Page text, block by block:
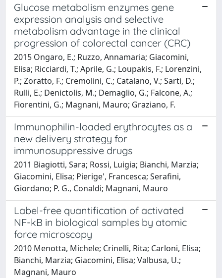
Glucose metabolism enzymes gene
expression analysis and selective
metabolism advantage in the clinical
progression of colorectal cancer (CRC)
2015 Ongaro, E.; Ruzzo, Annamaria; Giacomini,
Elisa; Ricciardi, T.; Aprile, G.; Loupakis, F.; Lorenzini,
P.; Zoratto, F.; Cremolini, C.; Catalano, V.; Sarti, D.;
Rulli, E.; Denictolis, M.; Demaglio, G.; Falcone, A.;
Fiorentini, G.; Magnani, Mauro; Graziano, F.
Immunophilin-loaded erythrocytes as a
new delivery strategy for
immunosuppressive drugs
2011 Biagiotti, Sara; Rossi, Luigia; Bianchi, Marzia;
Giacomini, Elisa; Pierige', Francesca; Serafini,
Giordano; P. G., Conaldi; Magnani, Mauro
Label-free quantification of activated
NF-kB in biological samples by atomic
force microscopy
2010 Menotta, Michele; Crinelli, Rita; Carloni, Elisa;
Bianchi, Marzia; Giacomini, Elisa; Valbusa, U.;
Magnani, Mauro